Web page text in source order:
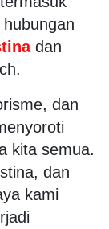
dan
dan
kita semua.
dan
kami